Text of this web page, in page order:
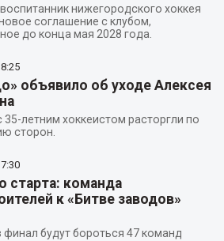
нижегородского хоккея
соглашение с клубом,
до конца мая 2028 года.
объявило об уходе Алексея
35-летним хоккеистом расторгли по
сторон.
старта: команда
к «Битве заводов»
финал будут бороться 47 команд